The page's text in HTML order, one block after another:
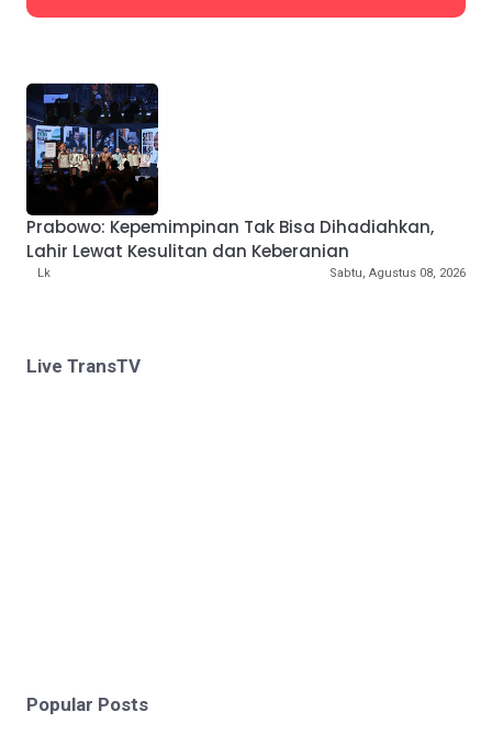
Prabowo: Kepemimpinan Tak Bisa Dihadiahkan,
Lahir Lewat Kesulitan dan Keberanian
Lk Sabtu, Agustus 08, 2026
Live TransTV
Popular Posts